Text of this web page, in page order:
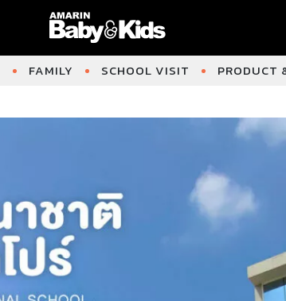
FAMILY SCHOOL VISIT PRODUCT